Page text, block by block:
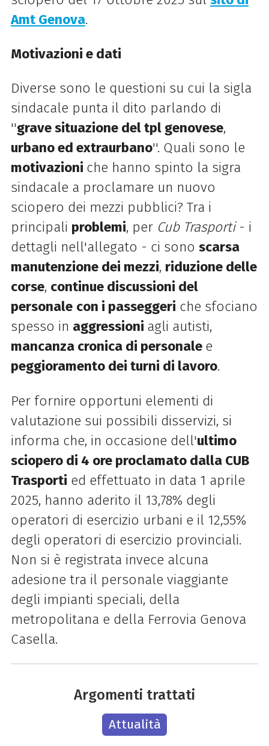
Amt Genova.
Motivazioni e dati
Diverse sono le questioni su cui la sigla
sindacale punta il dito parlando di
''grave situazione del tpl genovese,
urbano ed extraurbano''. Quali sono le
motivazioni che hanno spinto la sigra
sindacale a proclamare un nuovo
sciopero dei mezzi pubblici? Tra i
principali problemi, per Cub Trasporti- i
dettagli nell'allegato - ci sono scarsa
manutenzione dei mezzi, riduzione delle
corse, continue discussioni del
personale con i passeggeri che sfociano
spesso in aggressioni agli autisti,
mancanza cronica di personale e
peggioramento dei turni di lavoro.
Per fornire opportuni elementi di
valutazione sui possibili disservizi, si
informa che, in occasione dell'ultimo
sciopero di 4 ore proclamato dalla CUB
Trasporti ed effettuato in data 1 aprile
2025, hanno aderito il 13,78% degli
operatori di esercizio urbani e il 12,55%
degli operatori di esercizio provinciali.
Non si è registrata invece alcuna
adesione tra il personale viaggiante
degli impianti speciali, della
metropolitana e della Ferrovia Genova
Casella.
Argomenti trattati
Attualità